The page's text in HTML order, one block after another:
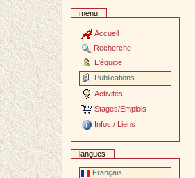
menu
Accueil
Recherche
L'équipe
Publications
Activités
Stages/Emplois
Infos / Liens
langues
Français